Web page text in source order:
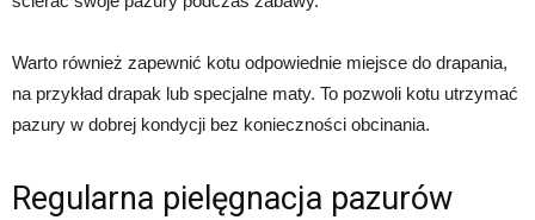
Warto również zapewnić kotu odpowiednie miejsce do drapania,
na przykład drapak lub specjalne maty. To pozwoli kotu utrzymać
pazury w dobrej kondycji bez konieczności obcinania.
Regularna pielęgnacja pazurów